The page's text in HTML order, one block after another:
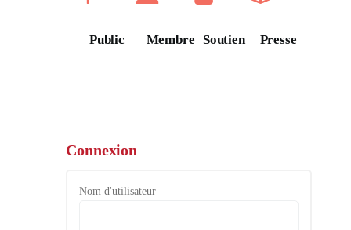
Public Membre Soutien Presse
Connexion
Nom d'utilisateur